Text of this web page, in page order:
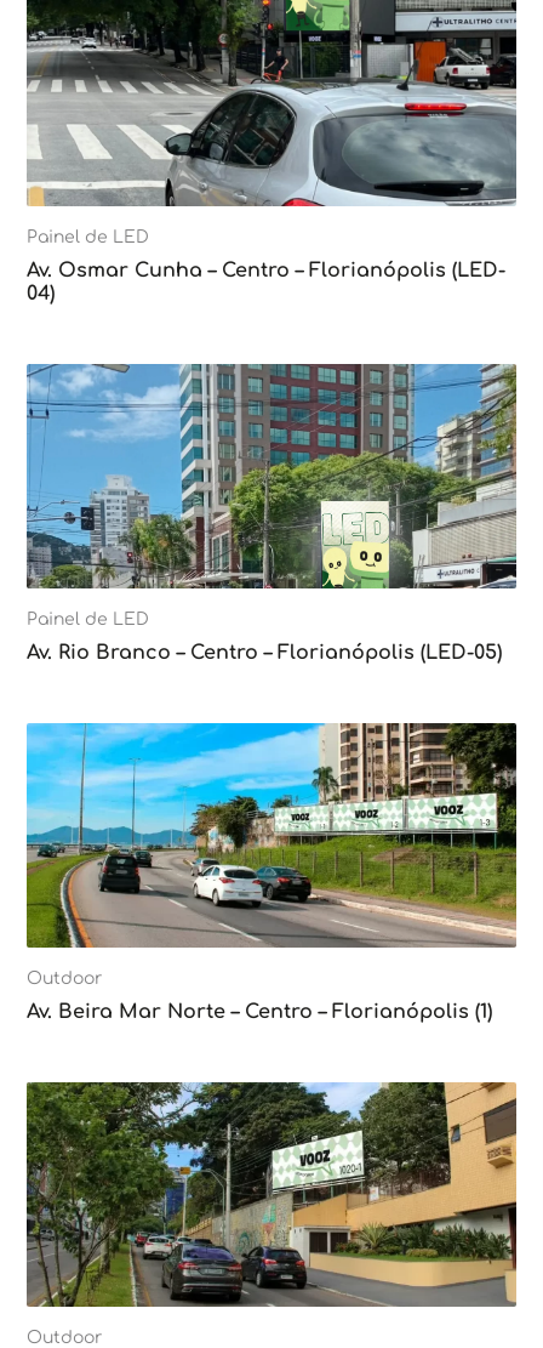
Painel de LED
Av. Osmar Cunha – Centro – Florianópolis (LED-
04)
Painel de LED
Av. Rio Branco – Centro – Florianópolis (LED-05)
Outdoor
Av. Beira Mar Norte – Centro – Florianópolis (1)
Outdoor